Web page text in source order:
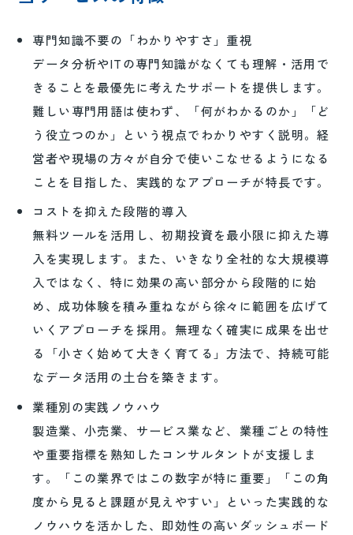
専門知識不要の「わかりやすさ」重視
データ分析やITの専門知識がなくても理解・活用で
きることを最優先に考えたサポートを提供します。
難しい専門用語は使わず、「何がわかるのか」「ど
う役立つのか」という視点でわかりやすく説明。経
営者や現場の方々が自分で使いこなせるようになる
ことを目指した、実践的なアプローチが特長です。
コストを抑えた段階的導入
無料ツールを活用し、初期投資を最小限に抑えた導
入を実現します。また、いきなり全社的な大規模導
入ではなく、特に効果の高い部分から段階的に始
め、成功体験を積み重ねながら徐々に範囲を広げて
いくアプローチを採用。無理なく確実に成果を出せ
る「小さく始めて大きく育てる」方法で、持続可能
なデータ活用の土台を築きます。
業種別の実践ノウハウ
製造業、小売業、サービス業など、業種ごとの特性
や重要指標を熟知したコンサルタントが支援しま
す。「この業界ではこの数字が特に重要」「この角
度から見ると課題が見えやすい」といった実践的な
ノウハウを活かした、即効性の高いダッシュボード